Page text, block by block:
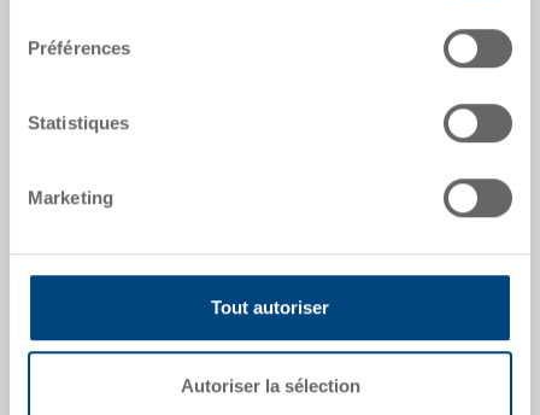
Préférences
Statistiques
Marketing
Tout autoriser
Autoriser la sélection
Données techniques
600x400x220 mm, int. 565x365x197 mm, 40.6 l, parois